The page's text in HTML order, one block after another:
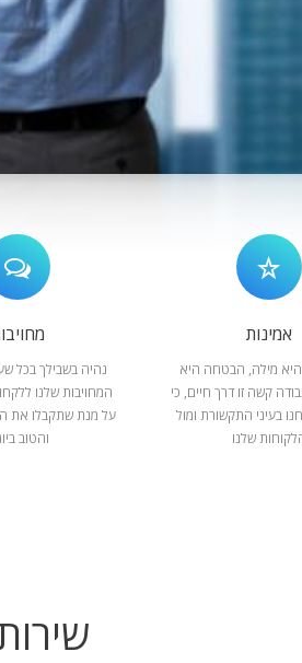
אמינות
היא מילה, הבטחה היא
קשה זו דרך חיים, כי
בעיני התקשורת ומול
שלנו
נהיה בשבילך בכל
המחויבות שלנו
על מנת שתקבלו את
והטוב